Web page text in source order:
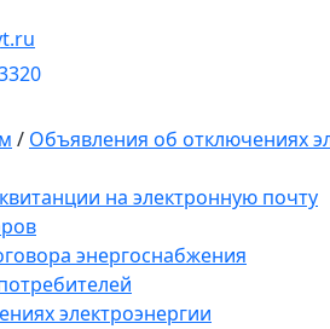
/ Объявления об отключениях
на электронную почту
энергоснабжения
электроэнергии